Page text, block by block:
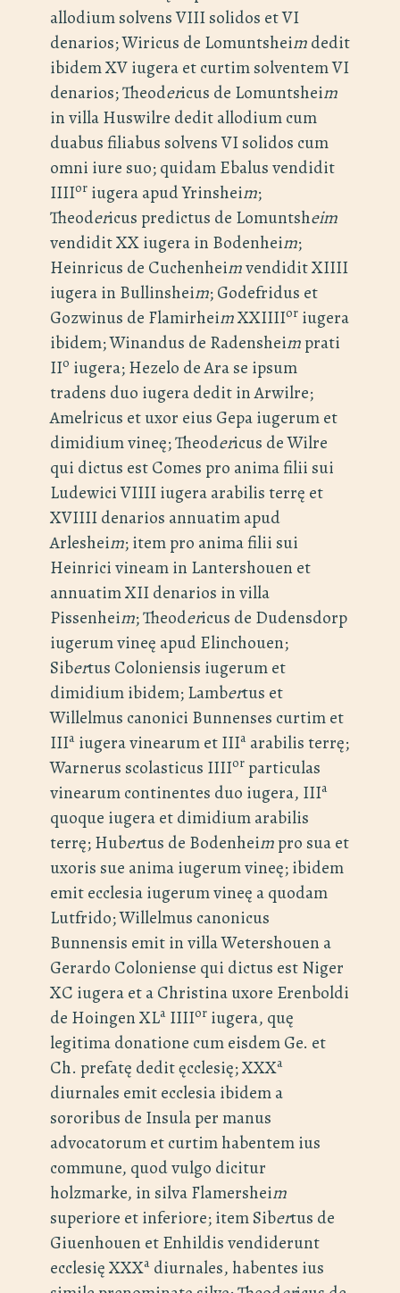
allodium solvens VIII solidos et VI
denarios; Wiricus de Lomuntsheimdedit
ibidem XV iugera et curtim solventem VI
denarios; Theodericus de Lomuntsheim
in villa Huswilre dedit allodium cum
duabus filiabus solvens VI solidos cum
omni iure suo; quidam Ebalus vendidit
IIIIor iugera apud Yrinsheim;
Theodericus predictus de Lomuntsheim
vendidit XX iugera in Bodenheim;
Heinricus de Cuchenheimvendidit XIIII
iugera in Bullinsheim; Godefridus et
Gozwinus de FlamirheimXXIIIIor iugera
ibidem; Winandus de Radensheimprati
IIo iugera; Hezelo de Ara se ipsum
tradens duo iugera dedit in Arwilre;
Amelricus et uxor eius Gepa iugerum et
dimidium vineę; Theodericus de Wilre
qui dictus est Comes pro anima filii sui
Ludewici VIIII iugera arabilis terrę et
XVIIII denarios annuatim apud
Arlesheim; item pro anima filii sui
Heinrici vineam in Lantershouen et
annuatim XII denarios in villa
Pissenheim; Theodericus de Dudensdorp
iugerum vineę apud Elinchouen;
Sibertus Coloniensis iugerum et
dimidium ibidem; Lambertus et
Willelmus canonici Bunnenses curtim et
IIIa iugera vinearum et IIIa arabilis terrę;
Warnerus scolasticus IIIIor particulas
vinearum continentes duo iugera, IIIa
quoque iugera et dimidium arabilis
terrę; Hubertus de Bodenheimpro sua et
uxoris sue anima iugerum vineę; ibidem
emit ecclesia iugerum vineę a quodam
Lutfrido; Willelmus canonicus
Bunnensis emit in villa Wetershouen a
Gerardo Coloniense qui dictus est Niger
XC iugera et a Christina uxore Erenboldi
de Hoingen XLa IIIIor iugera, quę
legitima donatione cum eisdem Ge. et
Ch. prefatę dedit ęcclesię; XXXa
diurnales emit ecclesia ibidem a
sororibus de Insula per manus
advocatorum et curtim habentem ius
commune, quod vulgo dicitur
holzmarke, in silva Flamersheim
superiore et inferiore; item Sibertus de
Giuenhouen et Enhildis vendiderunt
ecclesię XXXa diurnales, habentes ius